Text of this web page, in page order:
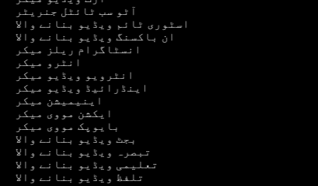
آٹو سب ٹائٹل جنریٹر
اسٹوری ٹائم ویڈیو بنانے والا
ان باکسنگ ویڈیو بنانے والا
انسٹاگرام ریلز میکر
انٹرو میکر
انٹرویو ویڈیو میکر
اینڈرائیڈ ویڈیو میکر
اینیمیشن میکر
ایکشن مووی میکر
بایوپک مووی میکر
بجٹ ویڈیو بنانے والا
تبصرہ ویڈیو بنانے والا
تعلیمی ویڈیو بنانے والا
تلفظ ویڈیو بنانے والا